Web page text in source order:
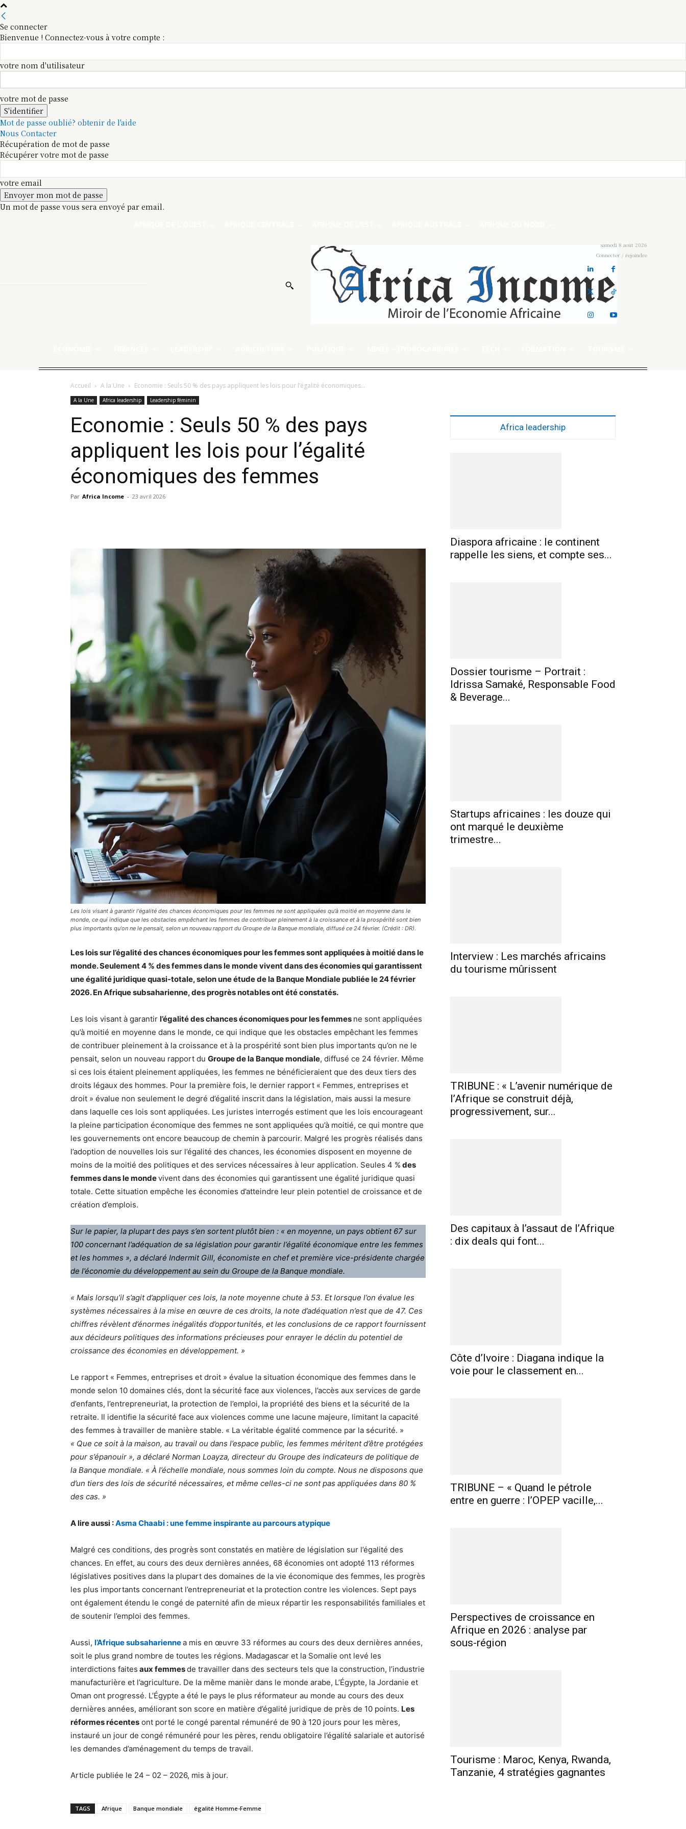
Se connecter
Bienvenue ! Connectez-vous à votre compte :
votre nom d'utilisateur
votre mot de passe
Mot de passe oublié? obtenir de l'aide
Nous Contacter
Récupération de mot de passe
Récupérer votre mot de passe
votre email
Un mot de passe vous sera envoyé par email.
samedi 8 août 2026
Connecter / rejoindre
Accueil A la Une Economie : Seuls 50 % des pays appliquent les lois pour l’égalité économiques...
A la Une Africa leadership Leadership féminin
Economie : Seuls 50 % des pays
appliquent les lois pour l’égalité
économiques des femmes
Par Africa Income - 23 avril 2026
Les lois visant à garantir l'égalité des chances économiques pour les femmes ne sont appliquées qu'à moitié en moyenne dans le
monde, ce qui indique que les obstacles empêchant les femmes de contribuer pleinement à la croissance et à la prospérité sont bien
plus importants qu'on ne le pensait, selon un nouveau rapport du Groupe de la Banque mondiale, diffusé ce 24 février. (Crédit : DR).
Les lois sur l’égalité des chances économiques pour les femmes sont appliquées à moitié dans le
monde. Seulement 4 % des femmes dans le monde vivent dans des économies qui garantissent
une égalité juridique quasi-totale, selon une étude de la Banque Mondiale publiée le 24 février
2026. En Afrique subsaharienne, des progrès notables ont été constatés.
Les lois visant à garantir l’égalité des chances économiques pour les femmes ne sont appliquées
qu’à moitié en moyenne dans le monde, ce qui indique que les obstacles empêchant les femmes
de contribuer pleinement à la croissance et à la prospérité sont bien plus importants qu’on ne le
pensait, selon un nouveau rapport du Groupe de la Banque mondiale, diffusé ce 24 février. Même
si ces lois étaient pleinement appliquées, les femmes ne bénéficieraient que des deux tiers des
droits légaux des hommes. Pour la première fois, le dernier rapport « Femmes, entreprises et
droit » évalue non seulement le degré d’égalité inscrit dans la législation, mais aussi la mesure
dans laquelle ces lois sont appliquées. Les juristes interrogés estiment que les lois encourageant
la pleine participation économique des femmes ne sont appliquées qu’à moitié, ce qui montre que
les gouvernements ont encore beaucoup de chemin à parcourir. Malgré les progrès réalisés dans
l’adoption de nouvelles lois sur l’égalité des chances, les économies disposent en moyenne de
moins de la moitié des politiques et des services nécessaires à leur application. Seules 4 % des
femmes dans le mondevivent dans des économies qui garantissent une égalité juridique quasi
totale. Cette situation empêche les économies d’atteindre leur plein potentiel de croissance et de
création d’emplois.
Sur le papier, la plupart des pays s’en sortent plutôt bien : « en moyenne, un pays obtient 67 sur
100 concernant l’adéquation de sa législation pour garantir l’égalité économique entre les femmes
et les hommes », a déclaré Indermit Gill, économiste en chef et première vice-présidente chargée
de l’économie du développement au sein du Groupe de la Banque mondiale.
« Mais lorsqu’il s’agit d’appliquer ces lois, la note moyenne chute à 53. Et lorsque l’on évalue les
systèmes nécessaires à la mise en œuvre de ces droits, la note d’adéquation n’est que de 47. Ces
chiffres révèlent d’énormes inégalités d’opportunités, et les conclusions de ce rapport fournissent
aux décideurs politiques des informations précieuses pour enrayer le déclin du potentiel de
croissance des économies en développement. »
Le rapport « Femmes, entreprises et droit » évalue la situation économique des femmes dans le
monde selon 10 domaines clés, dont la sécurité face aux violences, l’accès aux services de garde
d’enfants, l’entrepreneuriat, la protection de l’emploi, la propriété des biens et la sécurité de la
retraite. Il identifie la sécurité face aux violences comme une lacune majeure, limitant la capacité
des femmes à travailler de manière stable. « La véritable égalité commence par la sécurité. »
« Que ce soit à la maison, au travail ou dans l’espace public, les femmes méritent d’être protégées
pour s’épanouir », a déclaré Norman Loayza, directeur du Groupe des indicateurs de politique de
la Banque mondiale. « À l’échelle mondiale, nous sommes loin du compte. Nous ne disposons que
d’un tiers des lois de sécurité nécessaires, et même celles-ci ne sont pas appliquées dans 80 %
des cas. »
A lire aussi :Asma Chaabi : une femme inspirante au parcours atypique
Malgré ces conditions, des progrès sont constatés en matière de législation sur l’égalité des
chances. En effet, au cours des deux dernières années, 68 économies ont adopté 113 réformes
législatives positives dans la plupart des domaines de la vie économique des femmes, les progrès
les plus importants concernant l’entrepreneuriat et la protection contre les violences. Sept pays
ont également étendu le congé de paternité afin de mieux répartir les responsabilités familiales et
de soutenir l’emploi des femmes.
Aussi, l’Afrique subsahariennea mis en œuvre 33 réformes au cours des deux dernières années,
soit le plus grand nombre de toutes les régions. Madagascar et la Somalie ont levé les
interdictions faites aux femmesde travailler dans des secteurs tels que la construction, l’industrie
manufacturière et l’agriculture. De la même manièr dans le monde arabe, L’Égypte, la Jordanie et
Oman ont progressé. L’Égypte a été le pays le plus réformateur au monde au cours des deux
dernières années, améliorant son score en matière d’égalité juridique de près de 10 points. Les
réformes récentes ont porté le congé parental rémunéré de 90 à 120 jours pour les mères,
instauré un jour de congé rémunéré pour les pères, rendu obligatoire l’égalité salariale et autorisé
les demandes d’aménagement du temps de travail.
Article publiée le 24 – 02 – 2026, mis à jour.
TAGS Afrique Banque mondiale égalité Homme-Femme
Africa leadership
Diaspora africaine : le continent
rappelle les siens, et compte ses...
Dossier tourisme – Portrait :
Idrissa Samaké, Responsable Food
& Beverage...
Startups africaines : les douze qui
ont marqué le deuxième
trimestre...
Interview : Les marchés africains
du tourisme mûrissent
TRIBUNE : « L’avenir numérique de
l’Afrique se construit déjà,
progressivement, sur...
Des capitaux à l’assaut de l’Afrique
: dix deals qui font...
Côte d’Ivoire : Diagana indique la
voie pour le classement en...
TRIBUNE – « Quand le pétrole
entre en guerre : l’OPEP vacille,...
Perspectives de croissance en
Afrique en 2026 : analyse par
sous-région
Tourisme : Maroc, Kenya, Rwanda,
Tanzanie, 4 stratégies gagnantes